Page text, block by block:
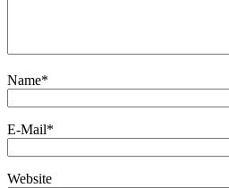
Name*
E-Mail*
Website